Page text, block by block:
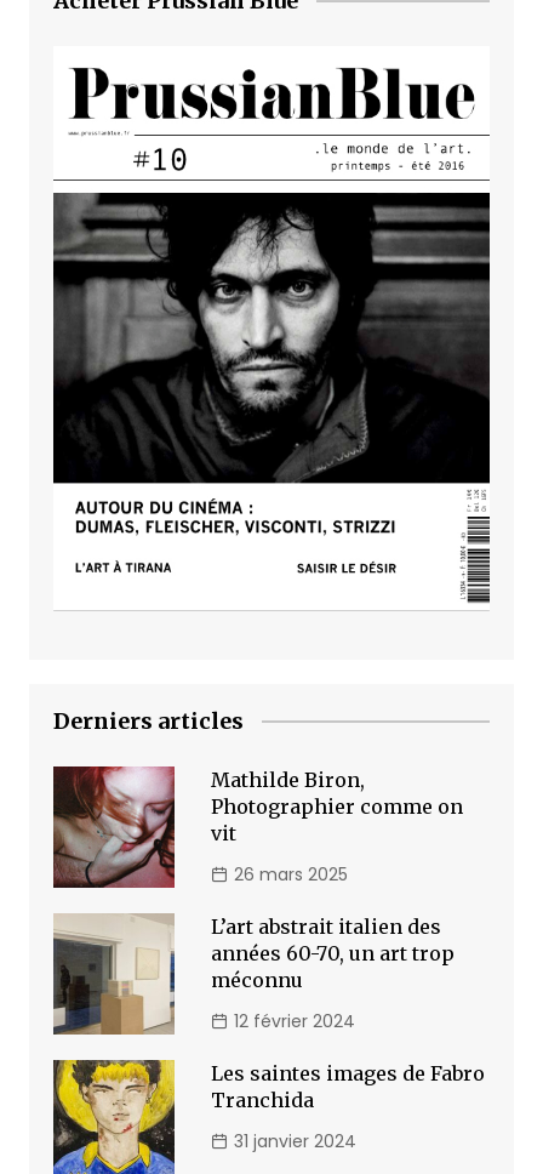
Derniers articles
Mathilde Biron,
Photographier comme on
vit
26 mars 2025
L’art abstrait italien des
années 60-70, un art trop
méconnu
12 février 2024
Les saintes images de Fabro
Tranchida
31 janvier 2024